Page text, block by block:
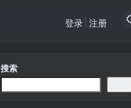
登录 注册
搜索